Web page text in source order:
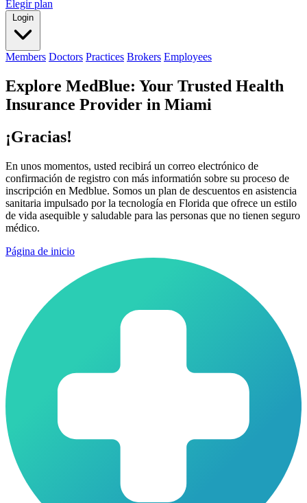
Elegir plan
Login
Members Doctors Practices Brokers Employees
Explore MedBlue: Your Trusted Health
Insurance Provider in Miami
¡Gracias!
En unos momentos, usted recibirá un correo electrónico de
confirmación de registro con más informatión sobre su proceso de
inscripción en Medblue. Somos un plan de descuentos en asistencia
sanitaria impulsado por la tecnología en Florida que ofrece un estilo
de vida asequible y saludable para las personas que no tienen seguro
médico.
Página de inicio